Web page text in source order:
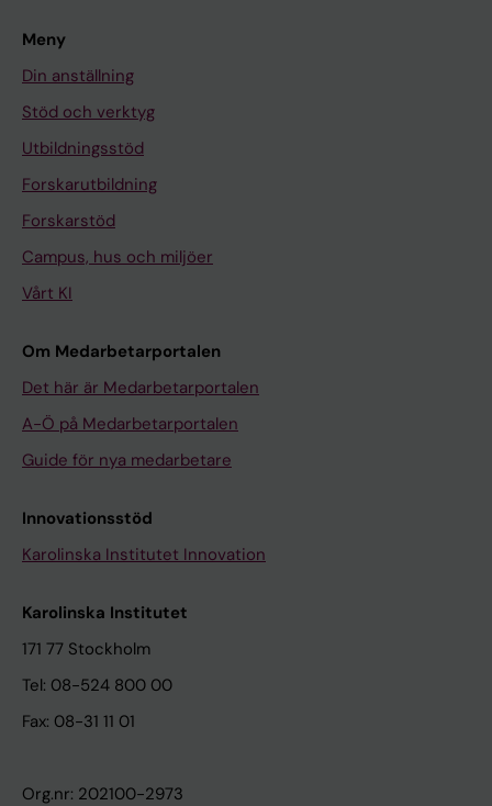
Meny
Din anställning
Stöd och verktyg
Utbildningsstöd
Forskarutbildning
Forskarstöd
Campus, hus och miljöer
Vårt KI
Om Medarbetarportalen
Det här är Medarbetarportalen
A-Ö på Medarbetarportalen
Guide för nya medarbetare
Innovationsstöd
Karolinska Institutet Innovation
Karolinska Institutet
171 77 Stockholm
Tel: 08-524 800 00
Fax: 08-31 11 01
Org.nr: 202100-2973